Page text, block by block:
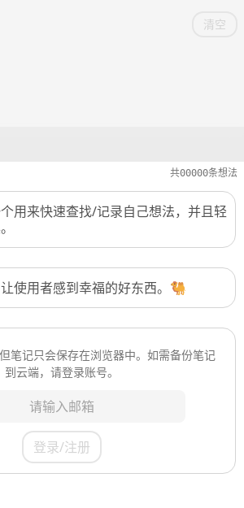
清空
共00000条想法
个用来快速查找/记录自己想法，并且轻
使用者感到幸福的好东西。🐫
笔记只会保存在浏览器中。如需备份笔记
到云端，请登录账号。
登录/注册